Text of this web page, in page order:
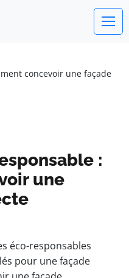
concevoir une façade
:
une
éco-responsables
pour une façade